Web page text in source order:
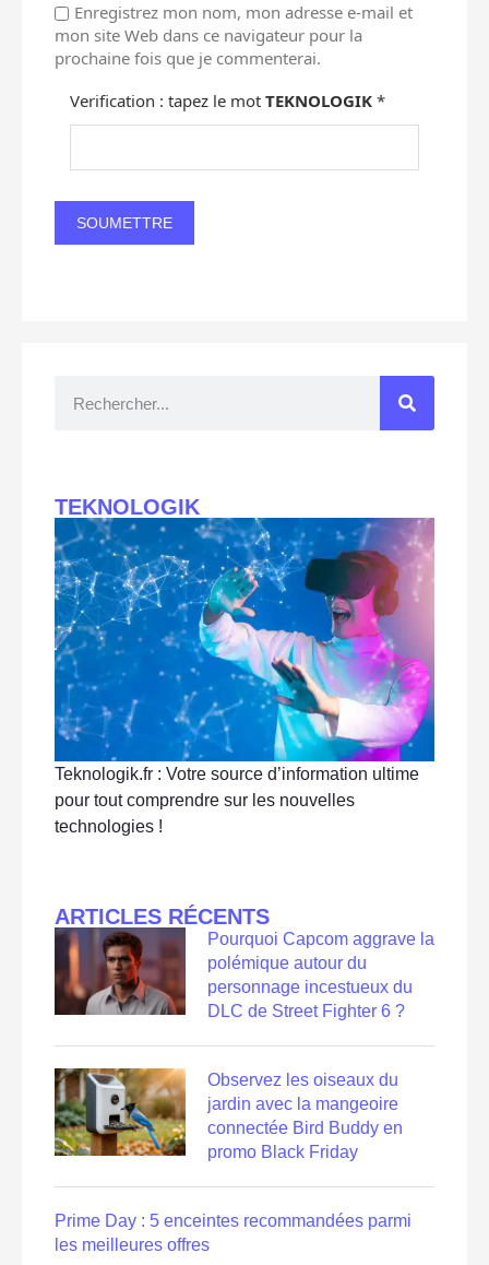
Enregistrez mon nom, mon adresse e-mail et
mon site Web dans ce navigateur pour la
prochaine fois que je commenterai.
Verification : tapez le mot TEKNOLOGIK *
TEKNOLOGIK
Teknologik.fr : Votre source d’information ultime
pour tout comprendre sur les nouvelles
technologies !
ARTICLES RÉCENTS
Pourquoi Capcom aggrave la
polémique autour du
personnage incestueux du
DLC de Street Fighter 6 ?
Observez les oiseaux du
jardin avec la mangeoire
connectée Bird Buddy en
promo Black Friday
Prime Day : 5 enceintes recommandées parmi
les meilleures offres